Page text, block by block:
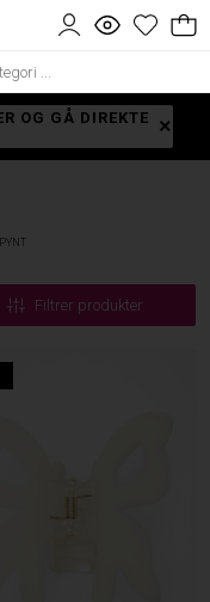
OG GÅ DIREKTE
Filtrer produkter